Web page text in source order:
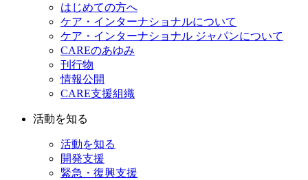
はじめての方へ
ケア・インターナショナルについて
ケア・インターナショナル ジャパンについて
CAREのあゆみ
刊行物
情報公開
CARE支援組織
活動を知る
活動を知る
開発支援
緊急・復興支援